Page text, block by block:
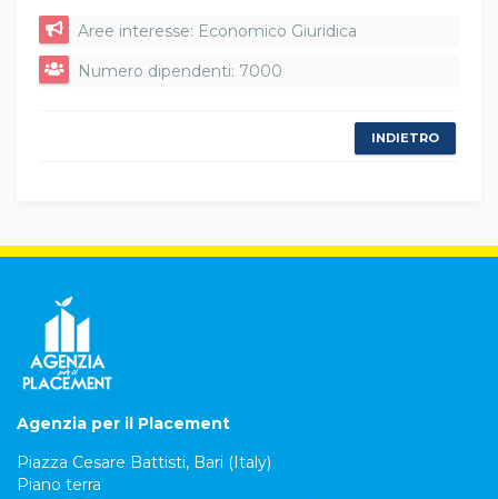
Aree interesse: Economico Giuridica
Numero dipendenti: 7000
INDIETRO
Agenzia per il Placement
Piazza Cesare Battisti, Bari (Italy)
Piano terra